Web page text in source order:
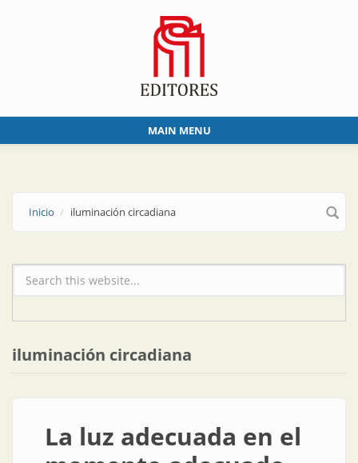
MAIN MENU
Inicio iluminación circadiana
Formulario de búsqueda
iluminación circadiana
La luz adecuada en el